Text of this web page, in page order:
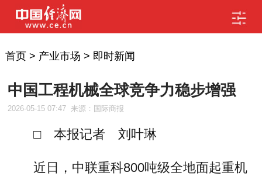
首页> 产业市场 > 即时新闻
中国工程机械全球竞争力稳步增强
2026-05-15 07:47 来源：国际商报
□ 本报记者 刘叶琳
近日，中联重科800吨级全地面起重机